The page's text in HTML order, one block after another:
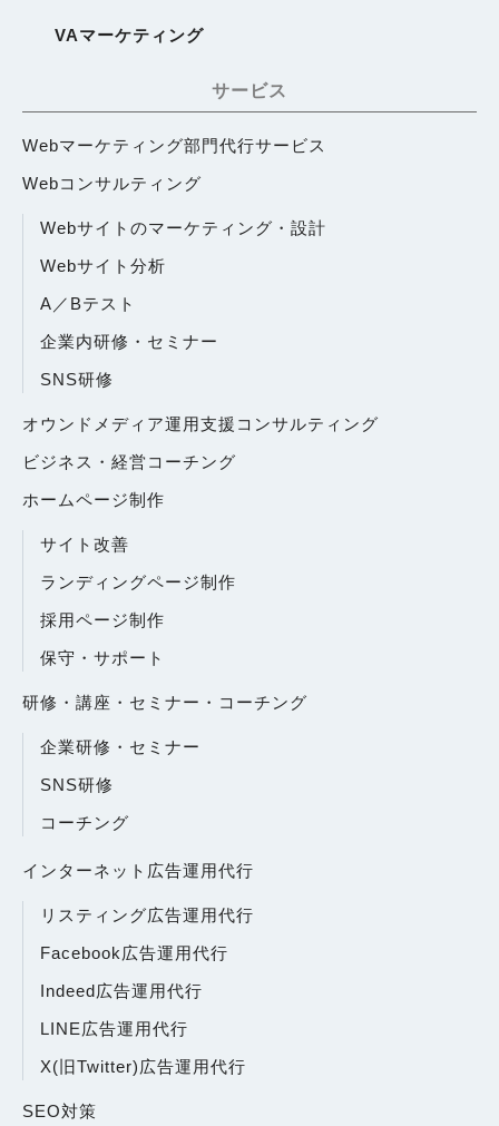
VAマーケティング
サービス
Webマーケティング部門代行サービス
Webコンサルティング
Webサイトのマーケティング・設計
Webサイト分析
A／Bテスト
企業内研修・セミナー
SNS研修
オウンドメディア運用支援コンサルティング
ビジネス・経営コーチング
ホームページ制作
サイト改善
ランディングページ制作
採用ページ制作
保守・サポート
研修・講座・セミナー・コーチング
企業研修・セミナー
SNS研修
コーチング
インターネット広告運用代行
リスティング広告運用代行
Facebook広告運用代行
Indeed広告運用代行
LINE広告運用代行
X(旧Twitter)広告運用代行
SEO対策